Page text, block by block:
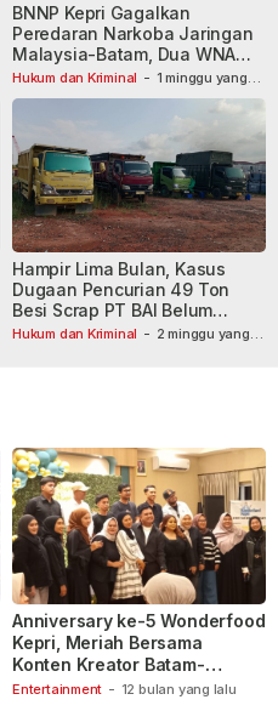
Hukum dan Kriminal - 1 minggu yang
BNNP Kepri Gagalkan
Peredaran Narkoba Jaringan
Malaysia-Batam, Dua WNA
Masih Diburu
Hukum dan Kriminal - 2 minggu yang
Hampir Lima Bulan, Kasus
Dugaan Pencurian 49 Ton
Besi Scrap PT BAI Belum
Tetapkan Tersangka
Entertainment - 12 bulan yang lalu
Anniversary ke-5 Wonderfood
Kepri, Meriah Bersama
Konten Kreator Batam-
Tanjungpinang